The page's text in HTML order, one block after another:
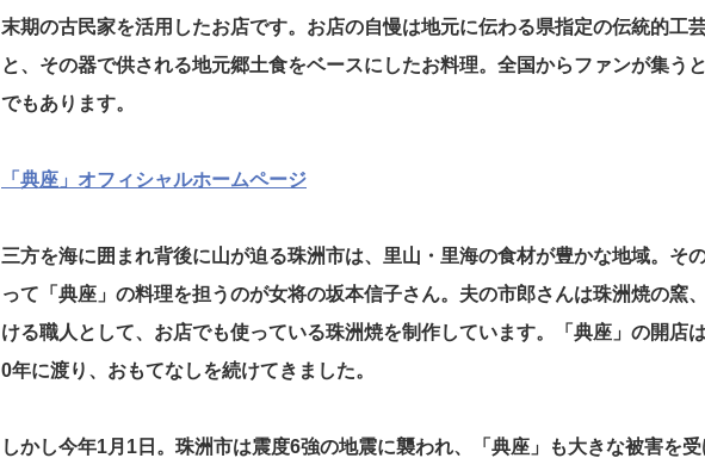
末期の古民家を活用したお店です。お店の自慢は地元に伝わる県指定の伝統的工
と、その器で供される地元郷土食をベースにしたお料理。全国からファンが集う
でもあります。
「典座」オフィシャルホームページ
三方を海に囲まれ背後に山が迫る珠洲市は、里山・里海の食材が豊かな地域。そ
って「典座」の料理を担うのが女将の坂本信子さん。夫の市郎さんは珠洲焼の窯
ける職人として、お店でも使っている珠洲焼を制作しています。「典座」の開店
0年に渡り、おもてなしを続けてきました。
しかし今年1月1日。珠洲市は震度6強の地震に襲われ、「典座」も大きな被害を